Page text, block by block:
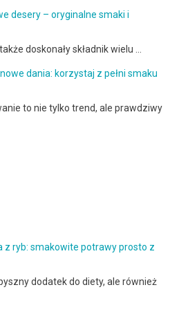
desery – oryginalne smaki i
doskonały składnik wielu …
dania: korzystaj z pełni smaku
to nie tylko trend, ale prawdziwy
z ryb: smakowite potrawy prosto z
dodatek do diety, ale również